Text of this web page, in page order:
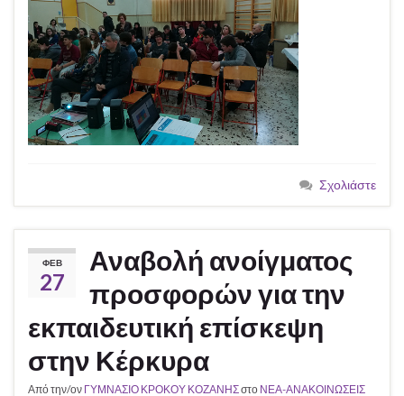
Σχολιάστε
ΦΕΒ
27
Αναβολή ανοίγματος
προσφορών για την
εκπαιδευτική επίσκεψη
στην Κέρκυρα
Από την/ον ΓΥΜΝΑΣΙΟ ΚΡΟΚΟΥ ΚΟΖΑΝΗΣστο ΝΕΑ-ΑΝΑΚΟΙΝΩΣΕΙΣ